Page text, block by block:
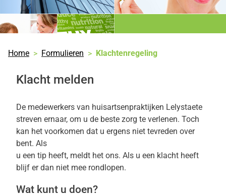
Home Formulieren Klachtenregeling
Klacht melden
De medewerkers van huisartsenpraktijken Lelystaete
streven ernaar, om u de beste zorg te verlenen. Toch
kan het voorkomen dat u ergens niet tevreden over
bent. Als
u een tip heeft, meldt het ons. Als u een klacht heeft
blijf er dan niet mee rondlopen.
Wat kunt u doen?